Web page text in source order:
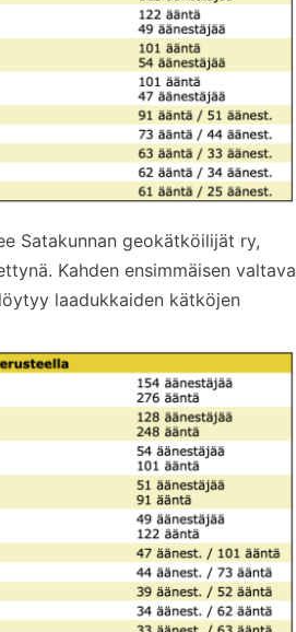
Satakunnan geokätköilijät ry,
Kahden ensimmäisen valtava
laadukkaiden kätköjen